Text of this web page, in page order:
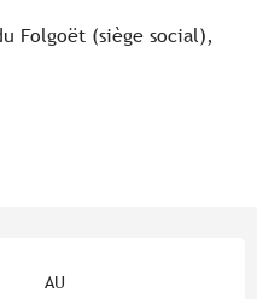
Folgoët (siège social),
AU